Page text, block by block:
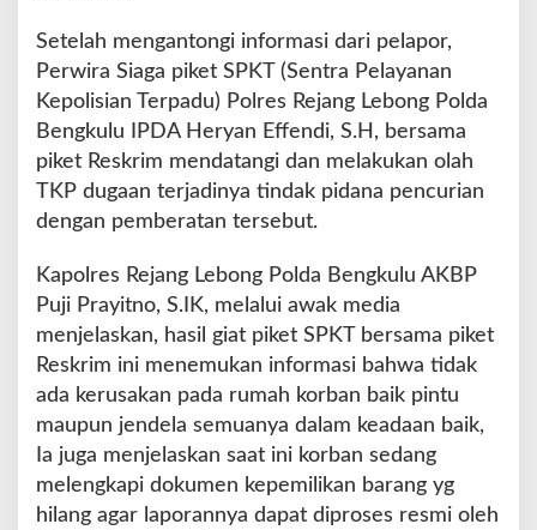
g
a
n
S
e
p
e
a
o
t
o
d
a
n
I
a
d
Setelah mengantongi informasi dari pelapor,
Perwira Siaga piket SPKT (Sentra Pelayanan
Kepolisian Terpadu) Polres Rejang Lebong Polda
Bengkulu IPDA Heryan Effendi, S.H, bersama
piket Reskrim mendatangi dan melakukan olah
TKP dugaan terjadinya tindak pidana pencurian
dengan pemberatan tersebut.
Kapolres Rejang Lebong Polda Bengkulu AKBP
Puji Prayitno, S.IK, melalui awak media
menjelaskan, hasil giat piket SPKT bersama piket
Reskrim ini menemukan informasi bahwa tidak
ada kerusakan pada rumah korban baik pintu
maupun jendela semuanya dalam keadaan baik,
Ia juga menjelaskan saat ini korban sedang
melengkapi dokumen kepemilikan barang yg
hilang agar laporannya dapat diproses resmi oleh